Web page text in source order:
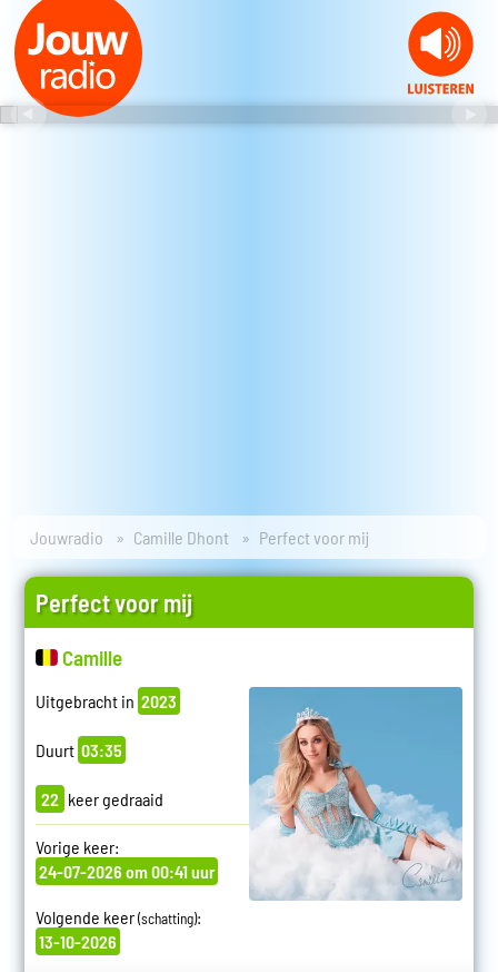
Jouwradio Camille Dhont Perfect voor mij
Perfect voor mij
Camille
Uitgebracht in 2023
Duurt 03:35
22 keer gedraaid
Vorige keer:
24-07-2026 om 00:41 uur
Volgende keer(schatting):
13-10-2026